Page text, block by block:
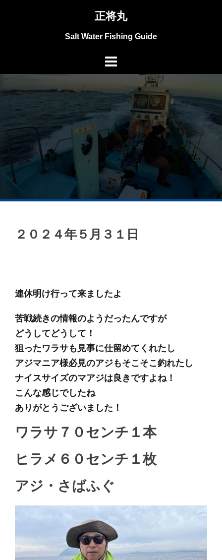
ス
正将丸
Salt Water Fishing Guide
２０２４年５月３１日
連休明け行って来ましたよ
苦戦続きの情報のようだったんですが
どうしてどうして！
狙ったワラサも見事に仕留めてくれたし
アジマニア様必見のアジもそこそこ釣れたし
ナイスサイズのマアジは良きですよね！
こんな感じでしたね
ありがとうございました！
ワラサ７０センチ１本
ヒラメ６０センチ１枚
アジ・さばふぐ